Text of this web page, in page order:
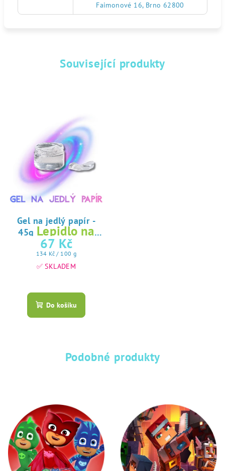
Faimonové 16, Brno 62800
Související produkty
Gel na jedlý papír -
45g Lepidlo na
jedlý papír
67 Kč
Měrná
cena:
134 Kč / 100 g
✅ SKLADEM
hodnocení
produktu
hvězdiček.
Do košíku
Podobné produkty